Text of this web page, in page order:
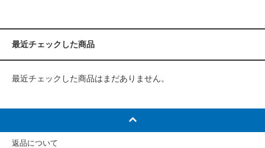
最近チェックした商品
最近チェックした商品はまだありません。
返品について